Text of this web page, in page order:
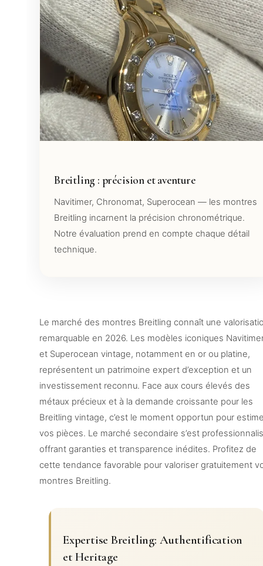
Breitling : précision et aventure
Navitimer, Chronomat, Superocean — les montres
Breitling incarnent la précision chronométrique.
Notre évaluation prend en compte chaque détail
technique.
Le marché des montres Breitling connaît une
remarquable en 2026. Les modèles iconiques
et Superocean vintage, notamment en or ou platine,
représentent un patrimoine expert d’exception et un
investissement reconnu. Face aux cours élevés des
métaux précieux et à la demande croissante pour les
Breitling vintage, c’est le moment opportun pour
vos pièces. Le marché secondaire s’est
offrant garanties et transparence inédites. Profitez de
cette tendance favorable pour valoriser gratuitement
montres Breitling.
Expertise Breitling: Authentification
et Heritage